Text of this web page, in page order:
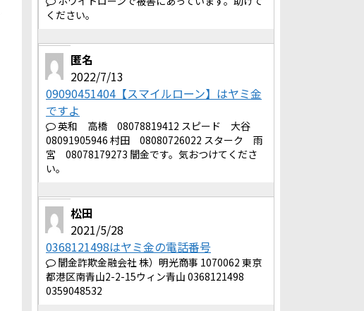
ください。
匿名
2022/7/13
09090451404【スマイルローン】はヤミ金
ですよ
英和 高橋 08078819412 スピード 大谷
08091905946 村田 08080726022 スターク 雨
宮 08078179273 闇金です。気おつけてくださ
い。
松田
2021/5/28
0368121498はヤミ金の電話番号
闇金詐欺金融会社 株）明光商事 1070062 東京
都港区南青山2-2-15ウィン青山 0368121498
0359048532